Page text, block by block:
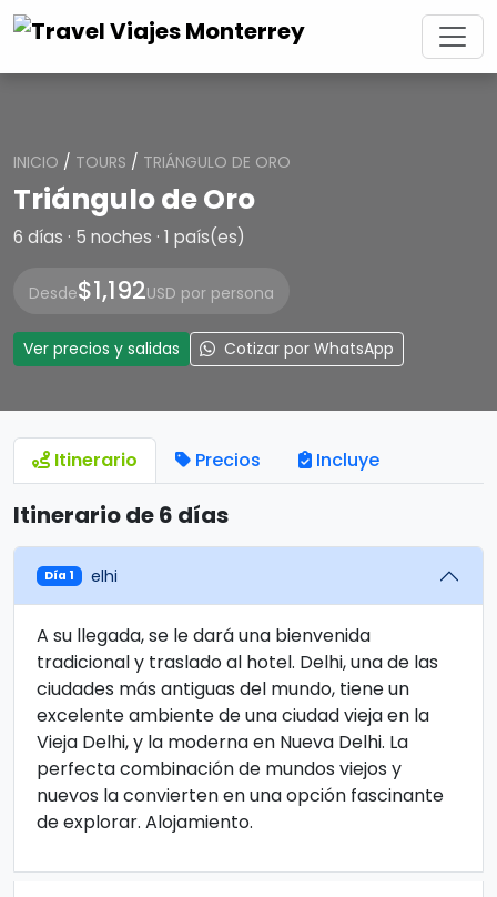
INICIO / TOURS / TRIÁNGULO DE ORO
Triángulo de Oro
6 días · 5 noches · 1 país(es)
Desde$1,192USD por persona
Ver precios y salidas Cotizar por WhatsApp
Itinerario Precios Incluye
Itinerario de 6 días
Día 1 elhi
A su llegada, se le dará una bienvenida
tradicional y traslado al hotel. Delhi, una de las
ciudades más antiguas del mundo, tiene un
excelente ambiente de una ciudad vieja en la
Vieja Delhi, y la moderna en Nueva Delhi. La
perfecta combinación de mundos viejos y
nuevos la convierten en una opción fascinante
de explorar. Alojamiento.